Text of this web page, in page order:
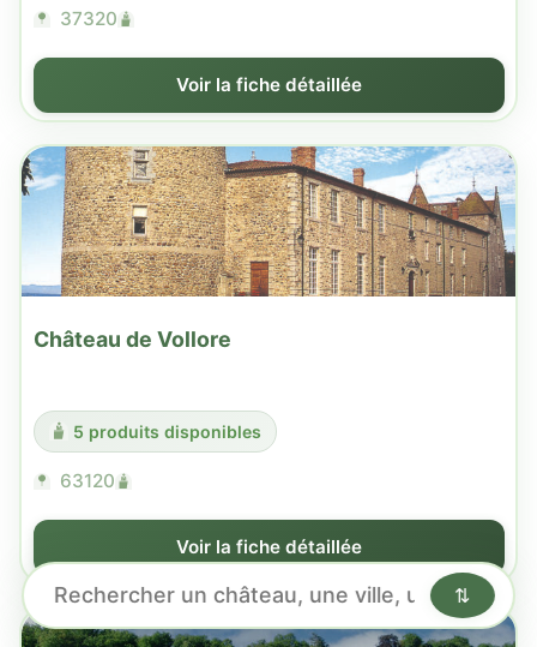
37320
Voir la fiche détaillée
Château de Vollore
5 produits disponibles
63120
Voir la fiche détaillée
⇅